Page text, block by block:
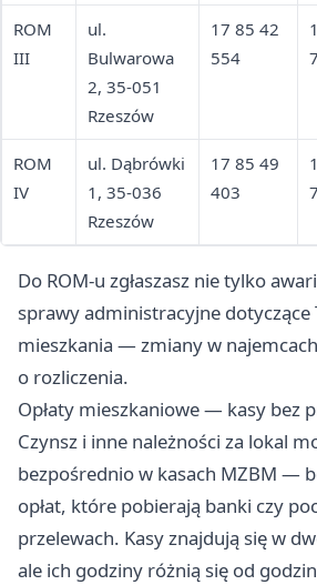
ROM
III
ul.
Bulwarowa
2, 35-051
Rzeszów
17 85 42
554
ROM
IV
ul. Dąbrówki
1, 35-036
Rzeszów
17 85 49
403
Do ROM-u zgłaszasz nie tylko
sprawy administracyjne dotyczące
mieszkania — zmiany w
o rozliczenia.
Opłaty mieszkaniowe — kasy bez
Czynsz i inne należności za lokal
bezpośrednio w kasach MZBM —
opłat, które pobierają banki czy
przelewach. Kasy znajdują się w
ale ich godziny różnią się od